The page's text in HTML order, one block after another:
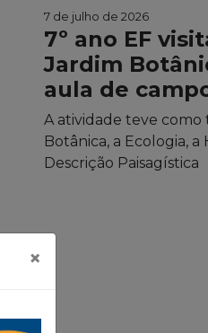
7 de julho de 2026
7º ano EF
Jardim
aula de
A atividade teve como
Botânica, a Ecologia, a
Descrição Paisagística
×